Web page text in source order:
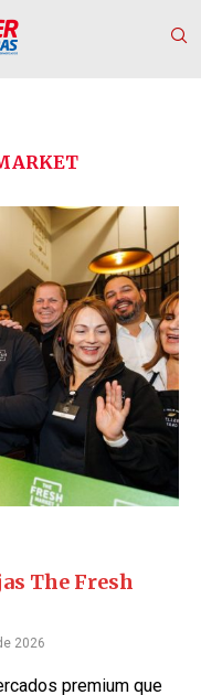
The Fresh
2026
premium que